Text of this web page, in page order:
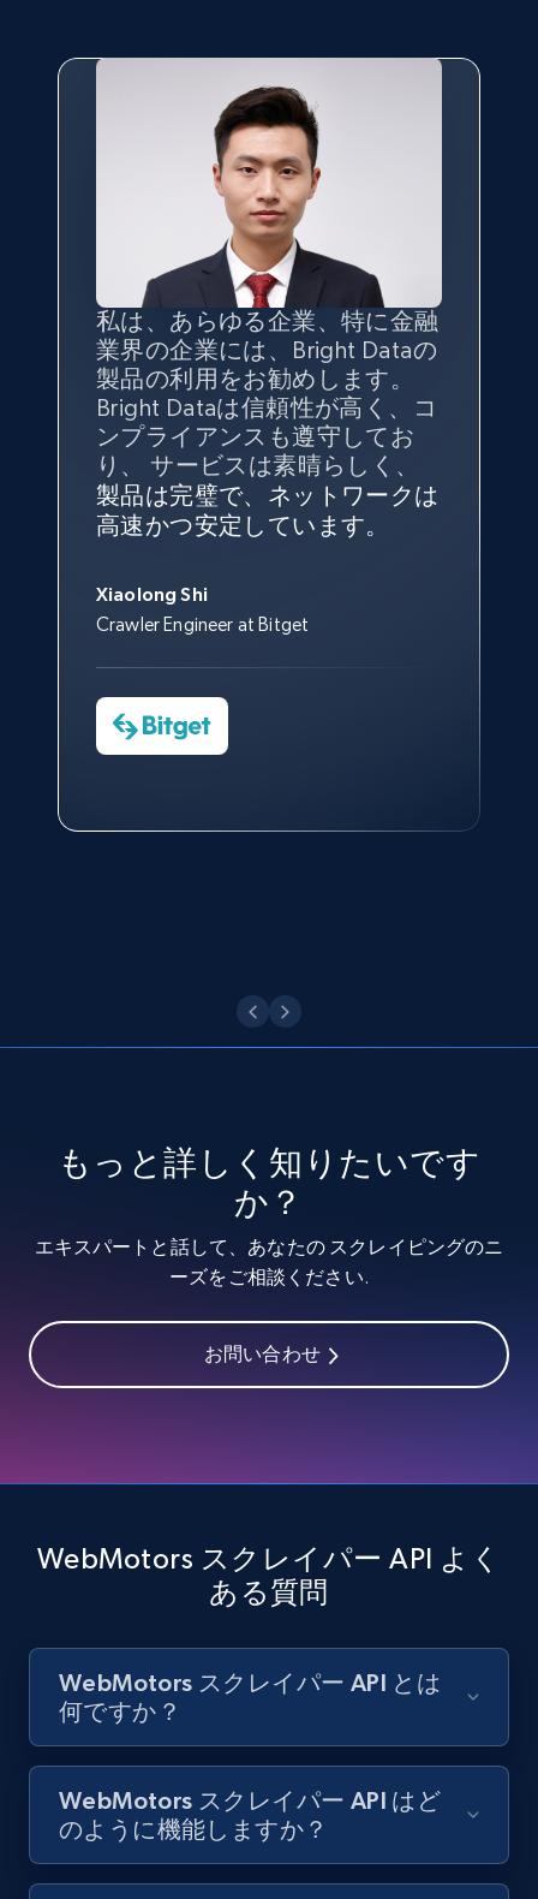
905+ 無料トライアル
TikTok - Posts - Search posts by specific
keyword or hashtag
URL, Post id, Description, Create time, Digg
count, Share count, Collect count, Comment
count, and more.
6.7K+ 905+ 無料トライアル
TikTok - Posts - discover new records by
URL, Post id, Description, Create time, Digg
count, Share count, Collect count, Comment
6.7K+ 905+
Facebook - Pages Posts by Profile URL
Jobid, Company name, Date posted parsed, Job
title, Description text, Benefits, Qualifications,
761+ 無料トライアル
Indeed job listings information - Collect
Jobid, Company name, Date posted parsed, Job
761+ 無料トライアル
Indeed job listings information - Discover
jobs by company URL
Jobid, Company name, Date posted parsed, Job
title, Description text, Benefits, Qualifications,
Job type, and more.
私は、あらゆる企業、特に金融
業界の企業には、Bright Dataの
製品の利用をお勧めします。
Bright Dataは信頼性が高く、コ
ンプライアンスも遵守してお
り、 サービスは素晴らしく、
製品は完璧で、ネットワークは
高速かつ安定しています。
Xiaolong Shi
Crawler Engineer at Bitget
インターネットから公開ウェブ
データを収集する機能なしで
は、ブランドがすべての媒体に
向けて紹介されたこと、またそ
の展開先を知りえることはでき
トなしでは急成長を遂げること
はできなかったでしょう。
Data Science Specialist
インターネットから公開ウェブ
データを収集する機能なしで
は、ブランドがすべての媒体に
向けて紹介されたこと、またそ
の展開先を知りえることはでき
ず、また、Bright Dataのサポー
トなしでは急成長を遂げること
はできなかったでしょう。
Sarah Melville
Media Director at YouGov Sport
私の経験から言えば、Bright
Dataのサービスは極めて貴重な
ものでした。Bright Dataのおか
げで、当社のニーズを満たすの
に十分な公開ウェブデータを収
サポートおよび開発スタッフの
おかげで、多くのプロセスを最
Charmagne Cruz
Head of Reporting & Analytics, Business
データの 質 と量を最大限に確
保することが最も重要であり、
そこでBright Dataとtgndataの
組み合わせが威力を発揮しま
す。
George Koutsoudopoulos
CEO at tgndata
今すぐ観る
信頼性に非常に感銘を受けてお
り、Bright Dataには全体的に大
変満足しています。アカウント
マネージャーとは定期的な連絡
ルートがあり、非常に協力的で
Yorgos Panzaris
CTO at Convert Group
Bright Dataとの提携には大変満
足しております。全てが順調
で、ネットワークは非常に 安定
しており、 カスタマーサービス
にも満足しています。 サポート
す。
Cheddi Rai
CEO at AdRetreaver
もっと詳しく知りたいです
か？
エキスパートと話して、あなたの スクレイピングのニ
ーズをご相談ください.
お問い合わせ
WebMotors スクレイパー API よく
ある質問
WebMotors スクレイパー API とは
何ですか？
WebMotors スクレイパー API はど
のように機能しますか？